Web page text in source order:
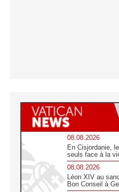
08.08.2026
En Cisjordanie,
seuls face à la
08.08.2026
Léon XIV au
Bon Conseil à